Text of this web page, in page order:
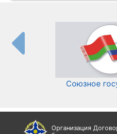
Союзное
Организация